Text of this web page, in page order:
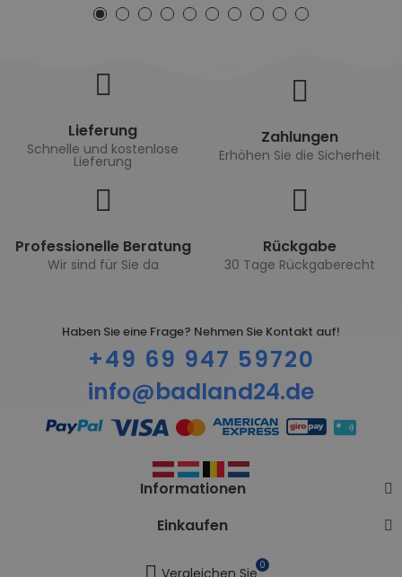
Lieferung
Schnelle und kostenlose
Lieferung
Zahlungen
Erhöhen Sie die Sicherheit
Professionelle Beratung
Wir sind für Sie da
Rückgabe
30 Tage Rückgaberecht
Haben Sie eine Frage? Nehmen Sie Kontakt auf!
+49 69 947 59720
info@badland24.de
Informationen
Einkaufen
Vergleichen Sie 0